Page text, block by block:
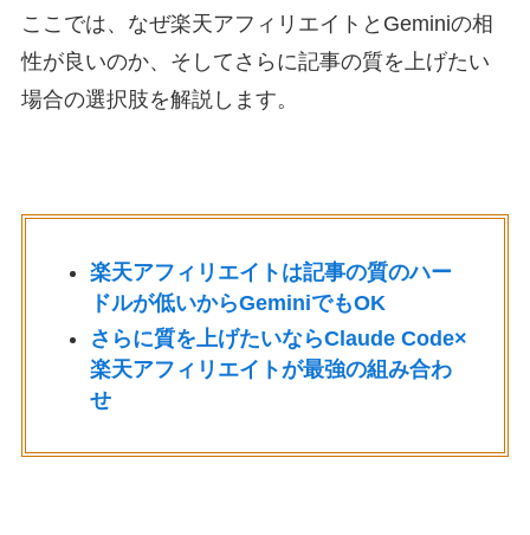
ここでは、なぜ楽天アフィリエイトとGeminiの相
性が良いのか、そしてさらに記事の質を上げたい
場合の選択肢を解説します。
楽天アフィリエイトは記事の質のハー
ドルが低いからGeminiでもOK
さらに質を上げたいならClaude Code×
楽天アフィリエイトが最強の組み合わ
せ